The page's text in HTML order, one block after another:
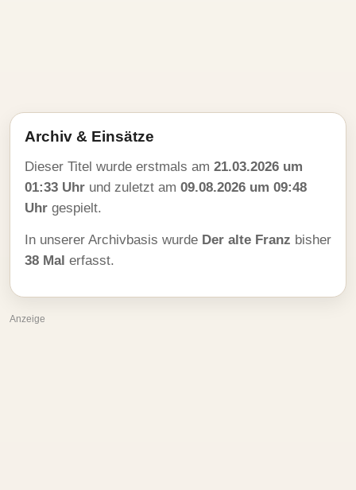
Archiv & Einsätze
Dieser Titel wurde erstmals am 21.03.2026 um
01:33 Uhr und zuletzt am 09.08.2026 um 09:48
Uhr gespielt.
In unserer Archivbasis wurde Der alte Franz bisher
38 Mal erfasst.
Anzeige